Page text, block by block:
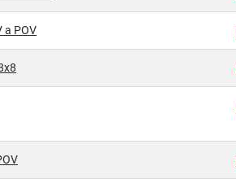
a POV